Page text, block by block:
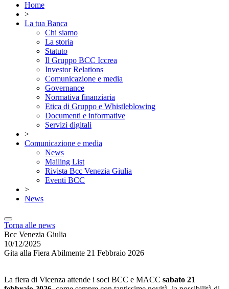
Home
>
La tua Banca
Chi siamo
La storia
Statuto
Il Gruppo BCC Iccrea
Investor Relations
Comunicazione e media
Governance
Normativa finanziaria
Etica di Gruppo e Whistleblowing
Documenti e informative
Servizi digitali
>
Comunicazione e media
News
Mailing List
Rivista Bcc Venezia Giulia
Eventi BCC
>
News
Torna alle news
Bcc Venezia Giulia
10/12/2025
Gita alla Fiera Abilmente 21 Febbraio 2026
La fiera di Vicenza attende i soci BCC e MACC sabato 21